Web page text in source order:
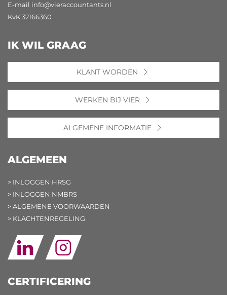
E-mail info@vieraccountants.nl
KvK 32166360
IK WIL GRAAG
KLANT WORDEN
WERKEN BIJ VIER
ALGEMENE INFORMATIE
ALGEMEEN
> INLOGGEN HRSG
> INLOGGEN NMBRS
> ALGEMENE VOORWAARDEN
> KLACHTENREGELING
CERTIFICERING